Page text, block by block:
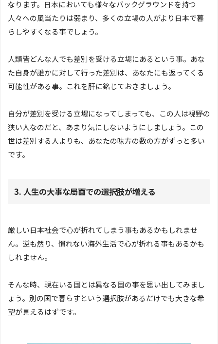
なります。日本においても様々なバックグラウンドを持つ
人々への風当たりは弱まり、多くの立場の人がより日本で暮
らしやすくなる事でしょう。
人類皆どんな人でも差別を受ける立場にあるという事。あな
た自身が誰かに対して行った差別は、あなたにも返ってくる
可能性がある事。これを肝に銘じておきましょう。
自分が差別を受ける立場になってしまっても、この人は視野の
狭い人なのだと、あまり気にしないようにしましょう。この
世は差別する人よりも、あなたの味方の数の方がずっと多い
です。
3. 人生の大事な局面での選択肢が増える
厳しい日本社会で心が折れてしまう事もあるかもしれませ
ん。逆も然り、慣れない海外生活で心が折れる事もあるかも
しれません。
そんな時、現在いる国とは異なる国の事を思い出してみまし
ょう。別の国で暮らすという選択肢があるだけでも大きな希
望が見えるはずです。